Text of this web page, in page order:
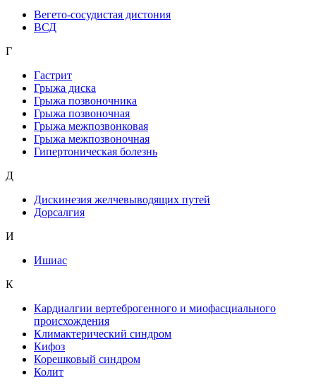
Вегето-сосудистая дистония
ВСД
Г
Гастрит
Грыжа диска
Грыжа позвоночника
Грыжа позвоночная
Грыжа межпозвонковая
Грыжа межпозвоночная
Гипертоническая болезнь
Д
Дискинезия желчевыводящих путей
Дорсалгия
И
Ишиас
К
Кардиалгии вертеброгенного и миофасциального
происхождения
Климактерический синдром
Кифоз
Корешковый синдром
Колит